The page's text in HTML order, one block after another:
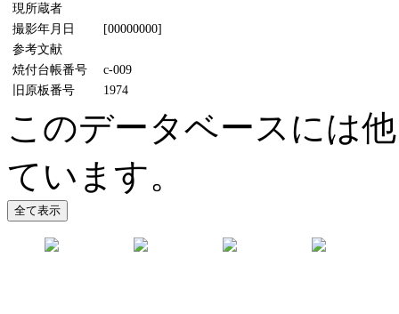
現所蔵者
撮影年月日
[00000000]
参考文献
焼付台帳番号
c-009
旧原板番号
1974
このデータベースには
ています。